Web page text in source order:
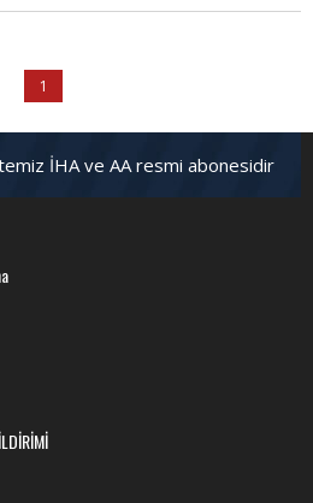
1
İHA ve AA resmi abonesidir